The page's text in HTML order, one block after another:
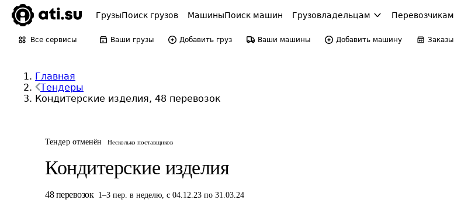
ГрузыПоиск грузов МашиныПоиск машин Грузовладельцам Перевозчикам
Все сервисы Ваши грузы Добавить груз Ваши машины Добавить машину Заказы
Главная
Тендеры
Кондитерские изделия, 48 перевозок
Тендер отменён Несколько поставщиков
Кондитерские изделия
48 перевозок 1–3 пер. в неделю, с 04.12.23 по 31.03.24